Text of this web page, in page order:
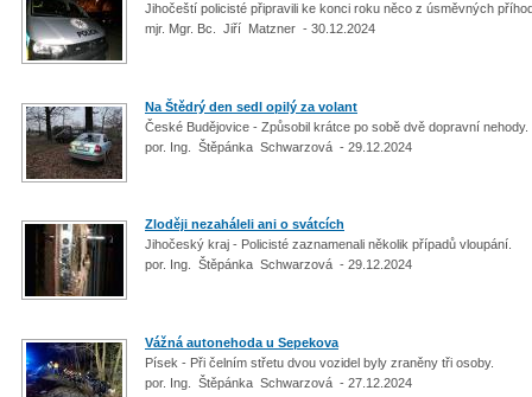
Jihočeští policisté připravili ke konci roku něco z úsměvných
mjr. Mgr. Bc. Jiří Matzner - 30.12.2024
Na Štědrý den sedl opilý za volant
České Budějovice - Způsobil krátce po sobě dvě dopravní nehody.
por. Ing. Štěpánka Schwarzová - 29.12.2024
Zloději nezaháleli ani o svátcích
Jihočeský kraj - Policisté zaznamenali několik případů vloupání.
por. Ing. Štěpánka Schwarzová - 29.12.2024
Vážná autonehoda u Sepekova
Písek - Při čelním střetu dvou vozidel byly zraněny tři osoby.
por. Ing. Štěpánka Schwarzová - 27.12.2024